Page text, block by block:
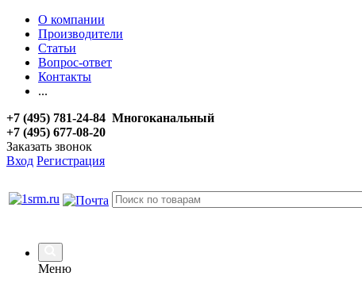
О компании
Производители
Статьи
Вопрос-ответ
Контакты
...
+7 (495) 781-24-84 Многоканальный
+7 (495) 677-08-20
Заказать звонок
Вход Регистрация
Меню